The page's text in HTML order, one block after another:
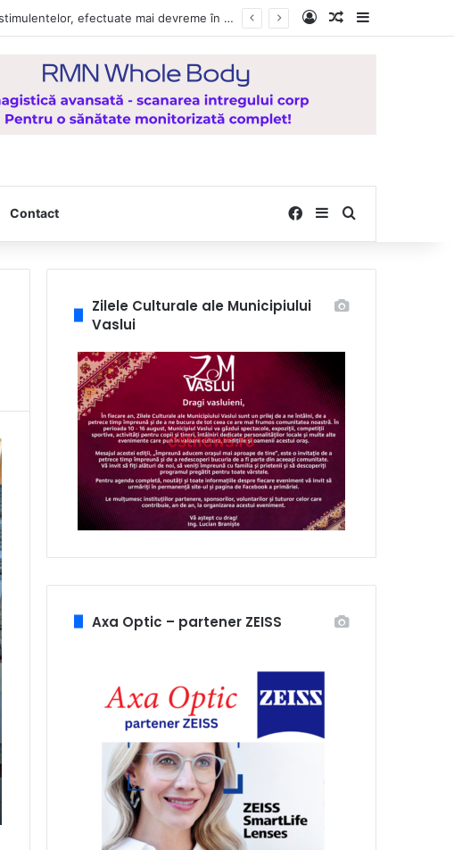
Vești bune pentru zeci de mii de vasluieni! Plățile alocațiilor, indemnizațiilor și stimulentelor, efectuate mai devreme în luna august 2026 Log InRandom Article
Contact Facebook
SidebarSearch for
Zilele Culturale ale Municipiului
Vaslui
Axa Optic – partener ZEISS